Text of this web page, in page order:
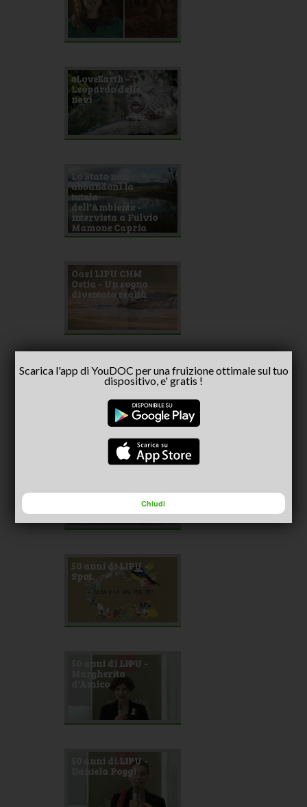
#LoveEarth -
Leopardo delle
nevi
Lo Stato non
abbandoni la
tutela
dell'Ambiente -
intervista a Fulvio
Mamone Capria
Oasi LIPU CHM
Ostia - Un sogno
diventato realtà
Difendiamo il
Corpo Forestale
dello Stato -
intervista a Fulvio
Mamone Capria
No alla falconeria
Mamone Capria
50 anni di LIPU -
Spot
50 anni di LIPU -
Margherita
d'Amico
50 anni di LIPU -
Daniela Poggi
Scarica l'app di YouDOC per una fruizione ottimale sul tuo
dispositivo, e' gratis !
Chiudi